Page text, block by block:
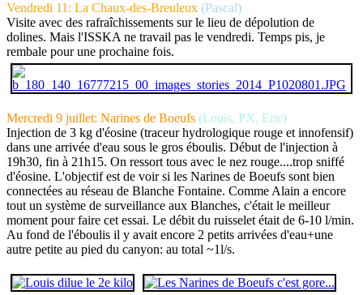
Vendredi 11: La Chaux-des-Breuleux (Pascal)
Visite avec des rafraîchissements sur le lieu de dépolution de
dolines. Mais l'ISSKA ne travail pas le vendredi. Temps pis, je
rembale pour une prochaine fois.
Mercredi 9 juillet: Narines de Boeufs (Louis, PX, Eric)
Injection de 3 kg d'éosine (traceur hydrologique rouge et innofensif)
dans une arrivée d'eau sous le gros éboulis. Début de l'injection à
19h30, fin à 21h15. On ressort tous avec le nez rouge....trop sniffé
d'éosine. L'objectif est de voir si les Narines de Boeufs sont bien
connectées au réseau de Blanche Fontaine. Comme Alain a encore
tout un système de surveillance aux Blanches, c'était le meilleur
moment pour faire cet essai. Le débit du ruisselet était de 6-10 l/min.
Au fond de l'éboulis il y avait encore 2 petits arrivées d'eau+une
autre petite au pied du canyon: au total ~1l/s.